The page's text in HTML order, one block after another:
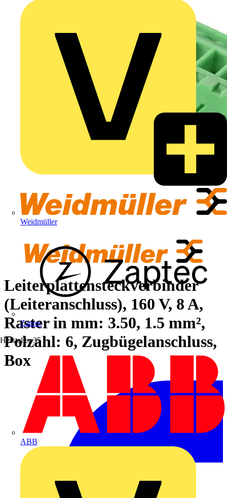
Weidmüller
Zaptec
Hersteller 35
ABB
Leiterplattensteckverbinder
(Leiteranschluss), 160 V, 8 A,
Raster in mm: 3.50, 1.5 mm²,
Polzahl: 6, Zugbügelanschluss,
Box